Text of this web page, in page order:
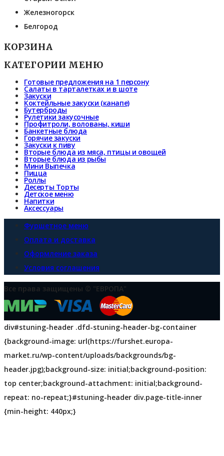
Железногорск
Белгород
КОРЗИНА
КАТЕГОРИИ МЕНЮ
Готовые предложения на 1 персону
Салаты в тарталетках и в шоте
Закуски
Коктейльные закуски (канапе)
Бутерброды
Рулетики закусочные
Профитроли, волованы, киши
Банкетные блюда
Горячие закуски
Закуски к пиву
Вторые блюда из мяса, птицы и овощей
Вторые блюда из рыбы
Мини Выпечка
Пицца
Роллы
Десерты Торты
Детское меню
Напитки
Аксессуары
Фуршетное меню
Оплата и доставка
Оформление заказа
Условия соглашения
Все права защищены © "ЕВРОПА"
div#stuning-header .dfd-stuning-header-bg-container
{background-image: url(https://furshet.europa-
market.ru/wp-content/uploads/backgrounds/bg-
header.jpg);background-size: initial;background-position:
top center;background-attachment: initial;background-
repeat: no-repeat;}#stuning-header div.page-title-inner
{min-height: 440px;}